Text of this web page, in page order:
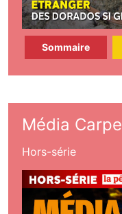
Sommaire
Média Carpe
Hors-série